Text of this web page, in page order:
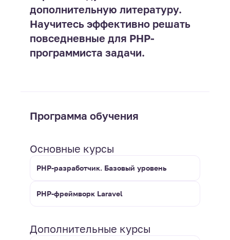
дополнительную литературу.
Научитесь эффективно решать
повседневные для PHP-
программиста задачи.
Программа обучения
Основные курсы
PHP-разработчик. Базовый уровень
PHP-фреймворк Laravel
Дополнительные курсы